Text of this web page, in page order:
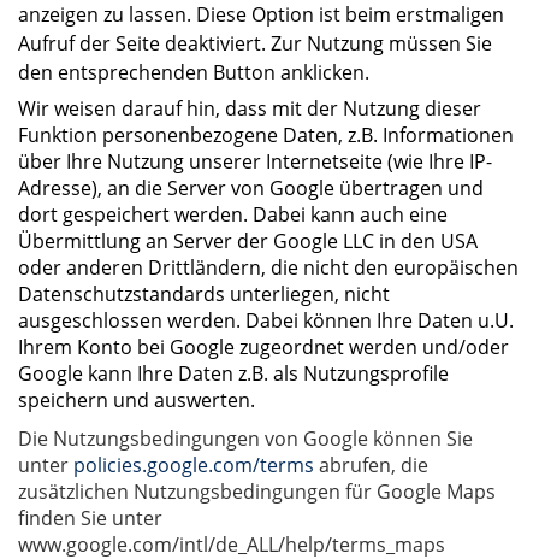
anzeigen zu lassen. Diese Option ist beim erstmaligen
Aufruf der Seite deaktiviert. Zur Nutzung müssen Sie
den entsprechenden Button anklicken.
Wir weisen darauf hin, dass mit der Nutzung dieser
Funktion personenbezogene Daten, z.B. Informationen
über Ihre Nutzung unserer Internetseite (wie Ihre IP-
Adresse), an die Server von Google übertragen und
dort gespeichert werden. Dabei kann auch eine
Übermittlung an Server der Google LLC in den USA
oder anderen Drittländern, die nicht den europäischen
Datenschutzstandards unterliegen, nicht
ausgeschlossen werden. Dabei können Ihre Daten u.U.
Ihrem Konto bei Google zugeordnet werden und/oder
Google kann Ihre Daten z.B. als Nutzungsprofile
speichern und auswerten.
Die Nutzungsbedingungen von Google können Sie
unter policies.google.com/terms abrufen, die
zusätzlichen Nutzungsbedingungen für Google Maps
finden Sie unter
www.google.com/intl/de_ALL/help/terms_maps